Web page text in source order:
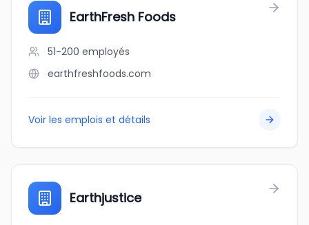
EarthFresh Foods
51-200 employés
earthfreshfoods.com
Voir les emplois et détails
Earthjustice